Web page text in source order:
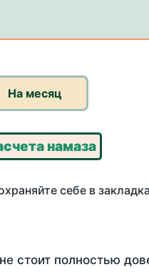
На месяц
намаза
себе в
стоит полностью